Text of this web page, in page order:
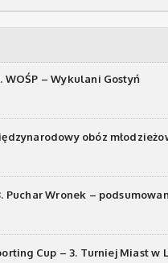
WOŚP – Wykulani Gostyń
obóz
Puchar Wronek –
Cup – 3. Turniej Miast w